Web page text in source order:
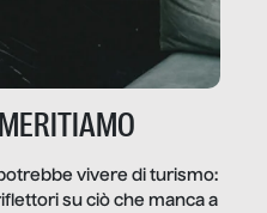
vivere di turismo:
su ciò che manca a